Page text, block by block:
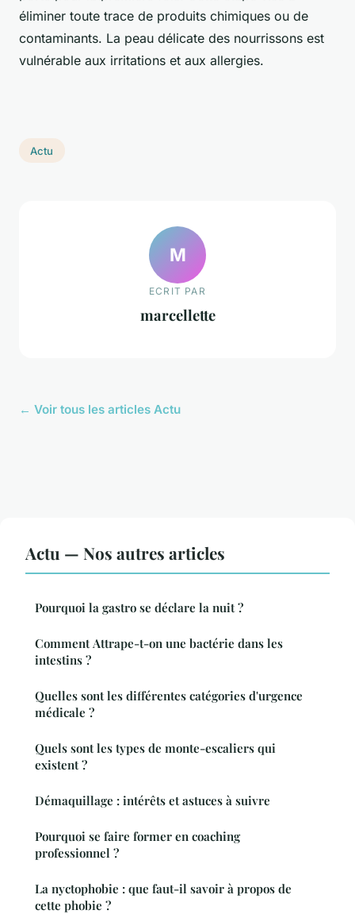
éliminer toute trace de produits chimiques ou de
contaminants. La peau délicate des nourrissons est
vulnérable aux irritations et aux allergies.
Actu
M
ECRIT PAR
marcellette
← Voir tous les articles Actu
Actu — Nos autres articles
Pourquoi la gastro se déclare la nuit ?
Comment Attrape-t-on une bactérie dans les
intestins ?
Quelles sont les différentes catégories d'urgence
médicale ?
Quels sont les types de monte-escaliers qui
existent ?
Démaquillage : intérêts et astuces à suivre
Pourquoi se faire former en coaching
professionnel ?
La nyctophobie : que faut-il savoir à propos de
cette phobie ?